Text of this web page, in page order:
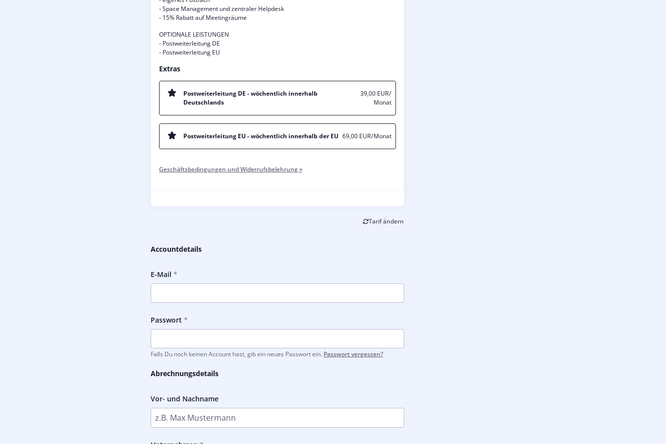
- Space Management und zentraler Helpdesk
- 15% Rabatt auf Meetingräume
OPTIONALE LEISTUNGEN
- Postweiterleitung DE
- Postweiterleitung EU
Extras
Postweiterleitung DE - wöchentlich innerhalb
Deutschlands
39,00 EUR/
Monat
Postweiterleitung EU - wöchentlich innerhalb der EU 69,00 EUR/ Monat
Geschäftsbedingungen und Widerrufsbelehrung »
Tarif ändern
Accountdetails
E-Mail
Passwort
Falls Du noch keinen Account hast, gib ein neues Passwort ein. Passwort vergessen?
Abrechnungsdetails
Vor- und Nachname